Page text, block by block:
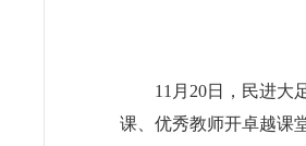
11月20日，民进大
课、优秀教师开卓越课